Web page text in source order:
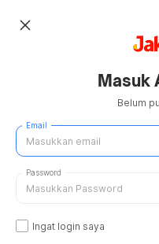
close
Masuk
Belum
Email
Password
Ingat login saya